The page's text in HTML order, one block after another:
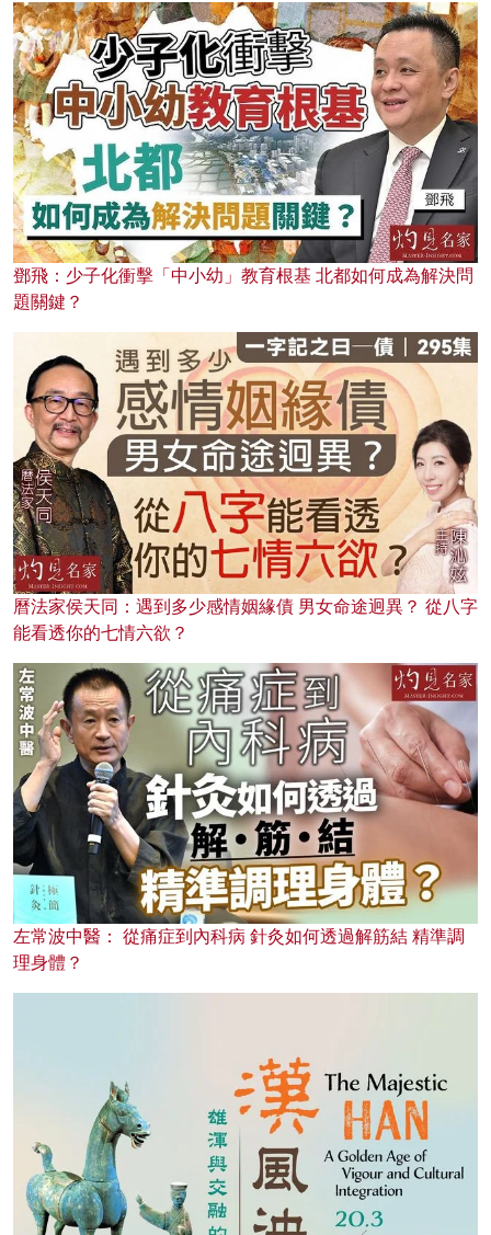
鄧飛：少子化衝擊「中小幼」教育根基 北都如何成為解決問
題關鍵？
曆法家侯天同：遇到多少感情姻緣債 男女命途迥異？ 從八字
能看透你的七情六欲？
左常波中醫： 從痛症到內科病 針灸如何透過解筋結 精準調
理身體？